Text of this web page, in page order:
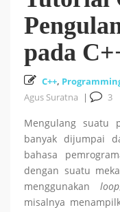
Cara Install HUSTOJ
24.04 LTS 26 October
Cara Mencari Jurnal
5 October 2025
Tutorial Bahasa R : #5
September 2025
pada
C++,
Agus Suratna
| 3
Mengulang suatu
banyak dijumpai
bahasa
dengan suatu
menggunakan loop
misalnya